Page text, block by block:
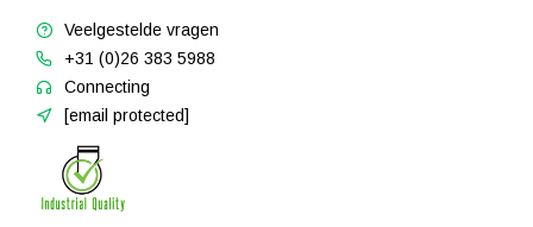
Veelgestelde vragen
+31 (0)26 383 5988
Connecting
[email protected]